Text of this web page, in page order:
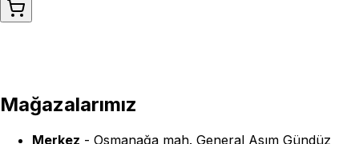
Mağazalarımız
Merkez - Osmanağa mah. General Asım Gündüz